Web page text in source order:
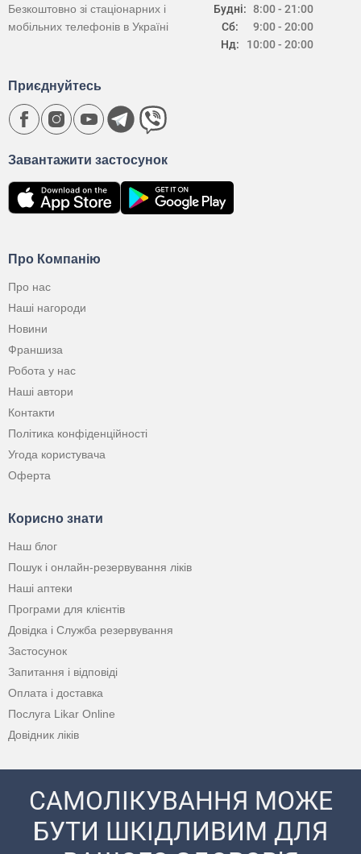
Будні:
Сб:
Нд:
8:00 - 21:00
9:00 - 20:00
10:00 - 20:00
Безкоштовно зі стаціонарних і
мобільних телефонів в Україні
Про Компанію
Про нас
Наші нагороди
Новини
Франшиза
Робота у нас
Наші автори
Контакти
Політика конфіденційності
Угода користувача
Оферта
Корисно знати
Наш блог
Пошук і онлайн-резервування ліків
Наші аптеки
Програми для клієнтів
Довідка і Служба резервування
Застосунок
Запитання і відповіді
Оплата і доставка
Послуга Likar Online
Довідник ліків
Завантажити застосунок
Приєднуйтесь
САМОЛІКУВАННЯ МОЖЕ
БУТИ ШКІДЛИВИМ ДЛЯ